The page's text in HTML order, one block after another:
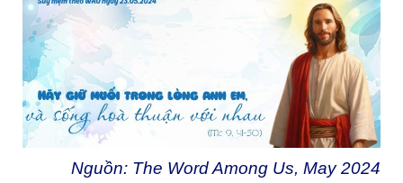
Nguồn: The Word Among Us, May 2024